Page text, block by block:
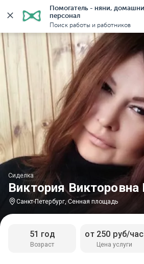
Помогатель - няни,
персонал
Поиск работы и работников
Главная Сиделки Сиделки в
Виктория
Сиделка
Санкт-Петербург, Сенная площадь
Возраст
51 год
Цена услуги
от 250 руб/час